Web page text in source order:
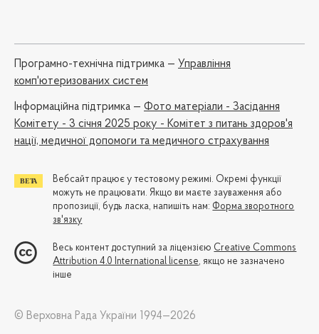
Програмно-технічна підтримка — Управління
комп'ютеризованих систем
Iнформаційна підтримка — Фото матеріали - Засідання
Комітету - 3 січня 2025 року - Комітет з питань здоров'я
нації, медичної допомоги та медичного страхування
Вебсайт працює у тестовому режимі. Окремі функції
можуть не працювати. Якщо ви маєте зауваження або
пропозиції, будь ласка, напишіть нам: Форма зворотного
зв'язку
Весь контент доступний за ліцензією Creative Commons
Attribution 4.0 International license, якщо не зазначено
інше
© Верховна Рада України 1994—2026